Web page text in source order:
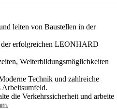
leiten von Baustellen in der
erfolgreichen LEONHARD
Weiterbildungsmöglichkeiten
Technik und zahlreiche
Arbeitsumfeld.
die Verkehrssicherheit und arbeite